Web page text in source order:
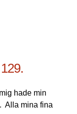
hade min
Alla mina fina